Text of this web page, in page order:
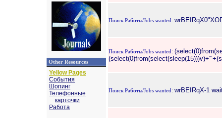
Other Resources
Yellow Pages
События
Шопинг
Телефонные
карточки
Работа
Поиск Работы/Jobs wanted :
Поиск Работы/Jobs wanted :
Поиск Работы/Jobs wanted : wrBEIRqX-1